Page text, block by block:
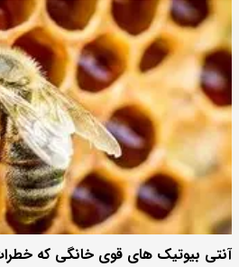
آنتی بیوتیک های قوی خانگی که